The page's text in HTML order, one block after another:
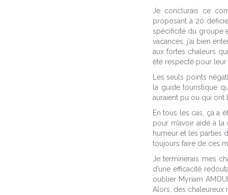
Je conclurais ce
proposant à 20
spécificité du groupe
vacances, j’ai bien
aux fortes chaleurs
été respecté pour leur
Les seuls points
la guide touristique
auraient pu ou qui
En tous les cas, çà a
pour m’avoir aidé à
humeur et les parties
toujours faire de ces
Je terminerais mes
d’une efficacité
oublier Myriam
Alors, des chaleureux